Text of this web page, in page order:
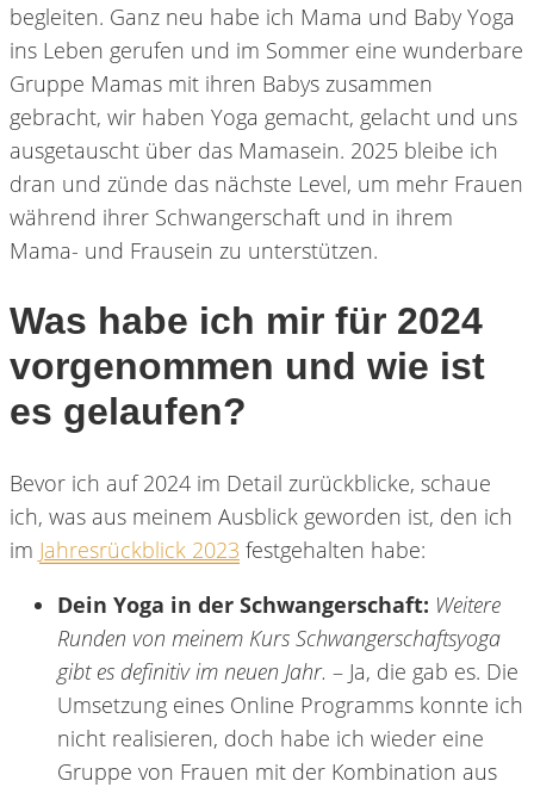
begleiten. Ganz neu habe ich Mama und Baby Yoga
ins Leben gerufen und im Sommer eine wunderbare
Gruppe Mamas mit ihren Babys zusammen
gebracht, wir haben Yoga gemacht, gelacht und uns
ausgetauscht über das Mamasein. 2025 bleibe ich
dran und zünde das nächste Level, um mehr Frauen
während ihrer Schwangerschaft und in ihrem
Mama- und Frausein zu unterstützen.
Was habe ich mir für 2024
vorgenommen und wie ist
es gelaufen?
Bevor ich auf 2024 im Detail zurückblicke, schaue
ich, was aus meinem Ausblick geworden ist, den ich
im Jahresrückblick 2023 festgehalten habe:
Dein Yoga in der Schwangerschaft: Weitere
Runden von meinem Kurs Schwangerschaftsyoga
gibt es definitiv im neuen Jahr. – Ja, die gab es. Die
Umsetzung eines Online Programms konnte ich
nicht realisieren, doch habe ich wieder eine
Gruppe von Frauen mit der Kombination aus